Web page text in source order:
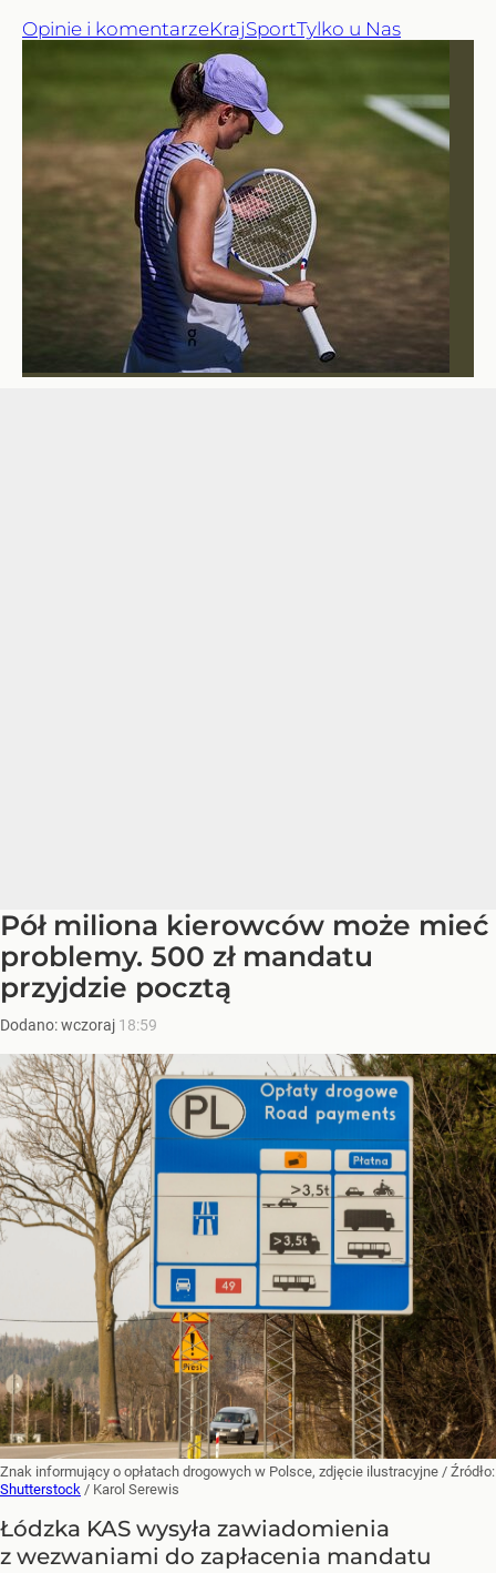
Opinie i komentarzeKrajSportTylko u Nas
Pół miliona kierowców może mieć
problemy. 500 zł mandatu
przyjdzie pocztą
Dodano:wczoraj 18:59
Znak informujący o opłatach drogowych w Polsce, zdjęcie ilustracyjne / Źródło:
Shutterstock / Karol Serewis
Łódzka KAS wysyła zawiadomienia
z wezwaniami do zapłacenia mandatu